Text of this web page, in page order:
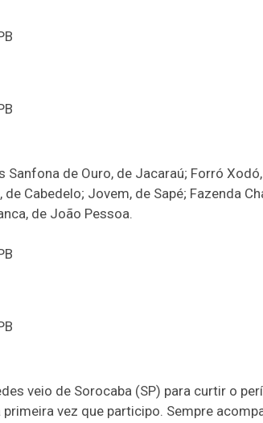
de Ouro, de Jacaraú; Forró
Cabedelo; Jovem, de Sapé; Fazenda
de João Pessoa.
veio de Sorocaba (SP) para curtir o
vez que participo. Sempre